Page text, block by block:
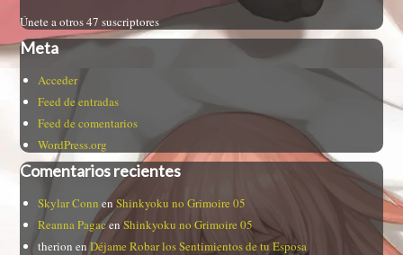
Únete a otros 47 suscriptores
Meta
Acceder
Feed de entradas
Feed de comentarios
WordPress.org
Comentarios recientes
Skylar Conn enShinkyoku no Grimoire 05
Reanna PagacenShinkyoku no Grimoire 05
therion enDéjame Robar los Sentimientos de tu Esposa